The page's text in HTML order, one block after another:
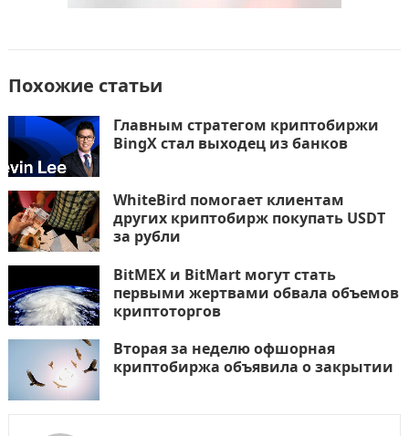
Похожие статьи
Главным стратегом криптобиржи
BingX стал выходец из банков
WhiteBird помогает клиентам
других криптобирж покупать USDT
за рубли
BitMEX и BitMart могут стать
первыми жертвами обвала объемов
криптоторгов
Вторая за неделю офшорная
криптобиржа объявила о закрытии